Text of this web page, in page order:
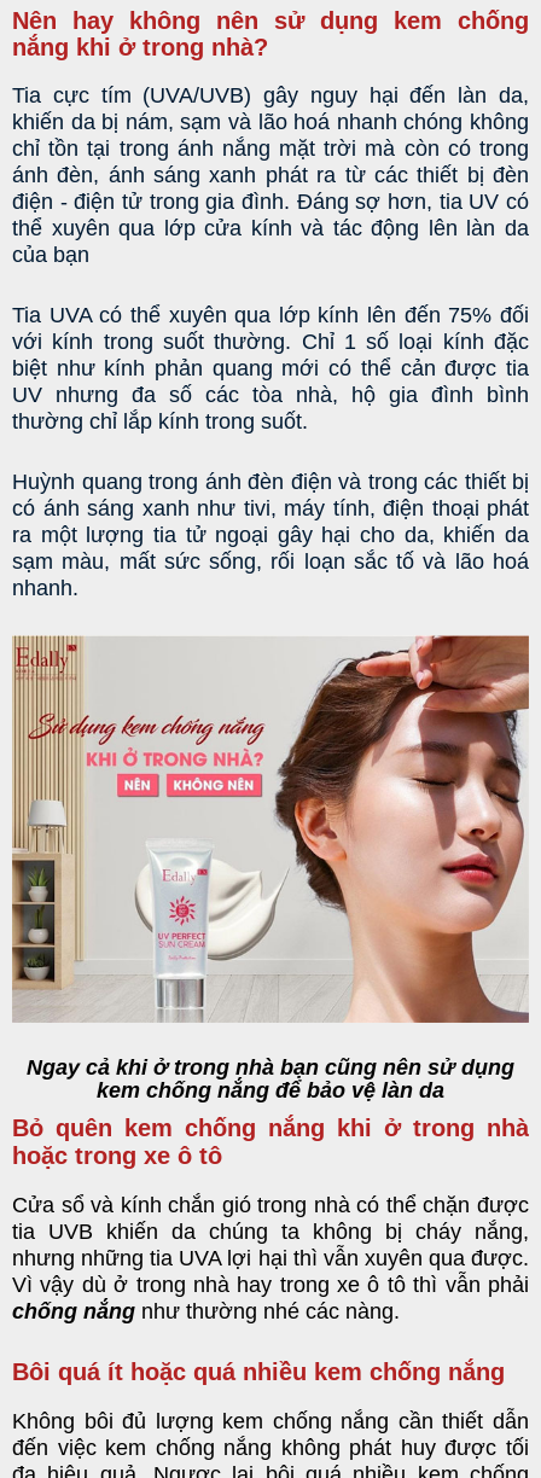
Nên hay không nên sử dụng kem chống
nắng khi ở trong nhà?
Tia cực tím (UVA/UVB) gây nguy hại đến làn da,
khiến da bị nám, sạm và lão hoá nhanh chóng không
chỉ tồn tại trong ánh nắng mặt trời mà còn có trong
ánh đèn, ánh sáng xanh phát ra từ các thiết bị đèn
điện - điện tử trong gia đình. Đáng sợ hơn, tia UV có
thể xuyên qua lớp cửa kính và tác động lên làn da
của bạn
Tia UVA có thể xuyên qua lớp kính lên đến 75% đối
với kính trong suốt thường. Chỉ 1 số loại kính đặc
biệt như kính phản quang mới có thể cản được tia
UV nhưng đa số các tòa nhà, hộ gia đình bình
thường chỉ lắp kính trong suốt.
Huỳnh quang trong ánh đèn điện và trong các thiết bị
có ánh sáng xanh như tivi, máy tính, điện thoại phát
ra một lượng tia tử ngoại gây hại cho da, khiến da
sạm màu, mất sức sống, rối loạn sắc tố và lão hoá
nhanh.
Ngay cả khi ở trong nhà bạn cũng nên sử dụng
kem chống nắng để bảo vệ làn da
Bỏ quên kem chống nắng khi ở trong nhà
hoặc trong xe ô tô
Cửa sổ và kính chắn gió trong nhà có thể chặn được
tia UVB khiến da chúng ta không bị cháy nắng,
nhưng những tia UVA lợi hại thì vẫn xuyên qua được.
Vì vậy dù ở trong nhà hay trong xe ô tô thì vẫn phải
chống nắng như thường nhé các nàng.
Bôi quá ít hoặc quá nhiều kem chống nắng
Không bôi đủ lượng kem chống nắng cần thiết dẫn
đến việc kem chống nắng không phát huy được tối